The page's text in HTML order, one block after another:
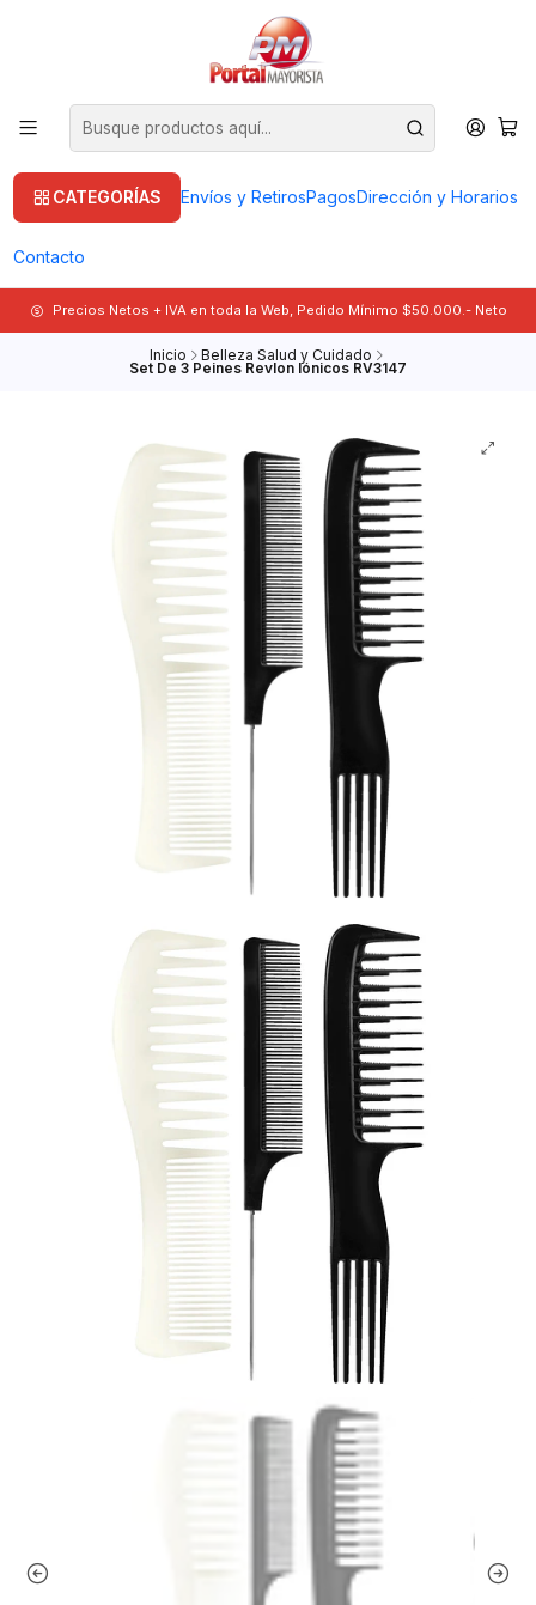
CATEGORÍAS Envíos y RetirosPagosDirección y Horarios
Contacto
Precios Netos + IVA en toda la Web, Pedido Mínimo $50.000.- Neto
Inicio Belleza Salud y Cuidado
Set De 3 Peines Revlon Iónicos RV3147